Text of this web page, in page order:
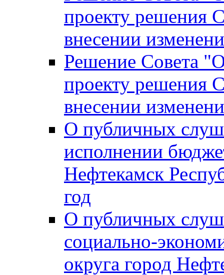
проекту решения
внесении
Решение Совета
проекту решения
внесении
О публичных
исполнении
Нефтекамск
год
О публичных
социально-
округа город